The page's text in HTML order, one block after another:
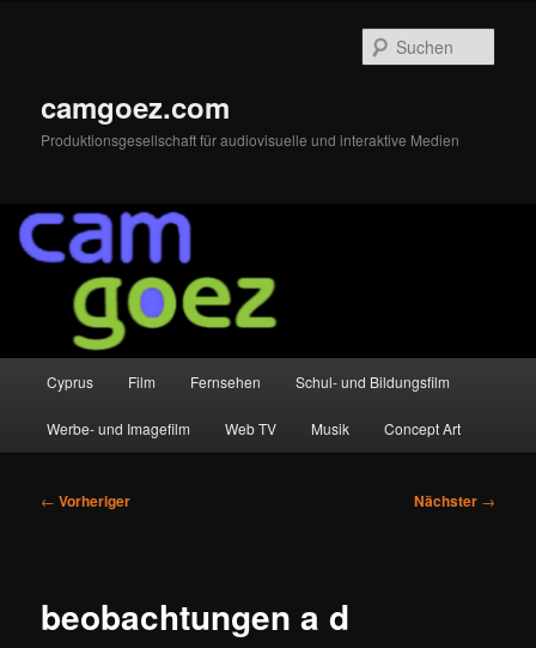
camgoez.com
Produktionsgesellschaft für audiovisuelle und interaktive Medien
Cyprus Film Fernsehen Schul- und Bildungsfilm
Werbe- und Imagefilm Web TV Musik Concept Art
Beitragsnavigation
← Vorheriger Nächster →
beobachtungen a d